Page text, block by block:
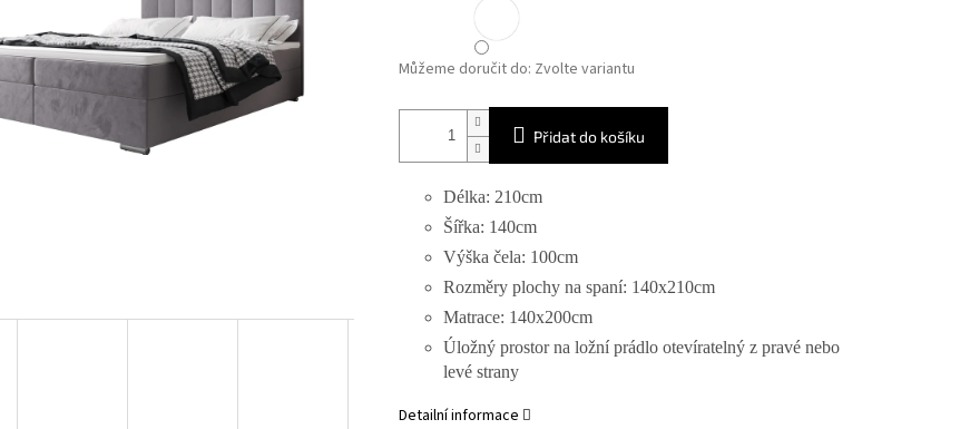
Můžeme doručit do: Zvolte variantu
Přidat do košíku
Délka: 210cm
Šířka: 140cm
Výška čela: 100cm
Rozměry plochy na spaní: 140x210cm
Matrace: 140x200cm
Úložný prostor na ložní prádlo otevíratelný z pravé nebo
levé strany
Detailní informace